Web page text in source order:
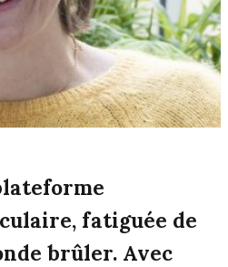
fatiguée de
brûler. Avec